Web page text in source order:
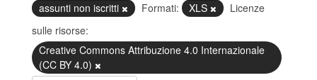
assunti non iscritti
Formati: XLS
Licenze
sulle risorse:
Creative Commons Attribuzione 4.0 Internazionale
(CC BY 4.0)